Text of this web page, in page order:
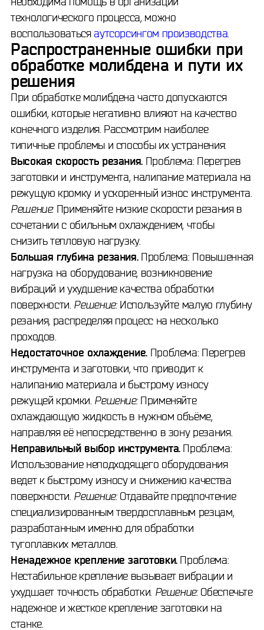
технологического процесса, можно
воспользоватьсяаутсорсингом производства
Распространенные ошибки при
обработке молибдена и пути их
решения
При обработке молибдена часто допускаются
ошибки, которые негативно влияют на качество
конечного изделия. Рассмотрим наиболее
типичные проблемы и способы их устранения:
Высокая скорость резания. Проблема: Перегрев
заготовки и инструмента, налипание материала на
режущую кромку и ускоренный износ инструмента.
Решение:Применяйте низкие скорости резания в
сочетании с обильным охлаждением, чтобы
снизить тепловую нагрузку.
Большая глубина резания.Проблема: Повышенная
нагрузка на оборудование, возникновение
вибраций и ухудшение качества обработки
поверхности. Решение:Используйте малую глубину
резания, распределяя процесс на несколько
проходов.
Недостаточное охлаждение. Проблема: Перегрев
инструмента и заготовки, что приводит к
налипанию материала и быстрому износу
режущей кромки. Решение:Применяйте
охлаждающую жидкость в нужном объёме,
направляя её непосредственно в зону резания.
Неправильный выбор инструмента.Проблема:
Использование неподходящего оборудования
ведет к быстрому износу и снижению качества
поверхности. Решение:Отдавайте предпочтение
специализированным твердосплавным резцам,
разработанным именно для обработки
тугоплавких металлов.
Ненадежное крепление заготовки.Проблема:
Нестабильное крепление вызывает вибрации и
ухудшает точность обработки. Решение:Обеспечьте
надежное и жесткое крепление заготовки на
станке.